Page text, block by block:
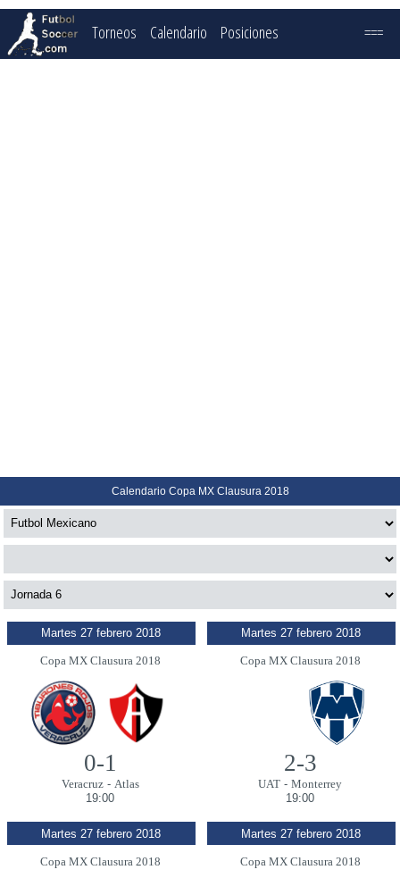
Torneos Calendario Posiciones ===
Calendario Copa MX Clausura 2018
Martes 27 febrero 2018
Copa MX Clausura 2018
0-1
Veracruz- Atlas
19:00
Martes 27 febrero 2018
Copa MX Clausura 2018
2-3
UAT - Monterrey
19:00
Martes 27 febrero 2018
Copa MX Clausura 2018
Martes 27 febrero 2018
Copa MX Clausura 2018